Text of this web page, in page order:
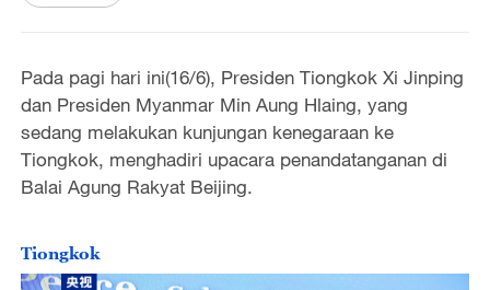
Pada pagi hari ini(16/6), Presiden Tiongkok Xi Jinping
dan Presiden Myanmar Min Aung Hlaing, yang
sedang melakukan kunjungan kenegaraan ke
Tiongkok, menghadiri upacara penandatanganan di
Balai Agung Rakyat Beijing.
Tiongkok